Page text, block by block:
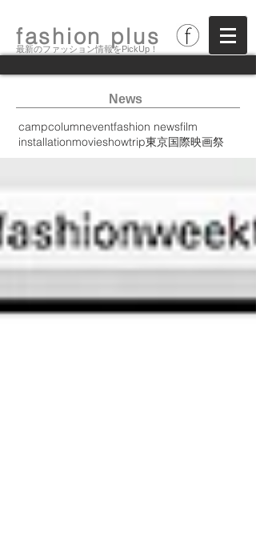
最新のファッション情報をPickUp！
fashion plus
News
campcolumneventfashion newsfilm
installationmovieshowtrip東京国際映画祭